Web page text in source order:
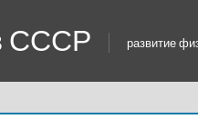
СССР развитие